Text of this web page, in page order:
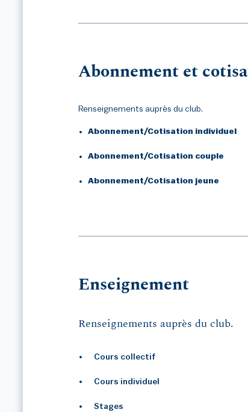
Abonnement et
Renseignements auprès du club.
Abonnement/Cotisation individuel
Abonnement/Cotisation couple
Abonnement/Cotisation jeune
Enseignement
Renseignements auprès du club.
Cours collectif
Cours individuel
Stages